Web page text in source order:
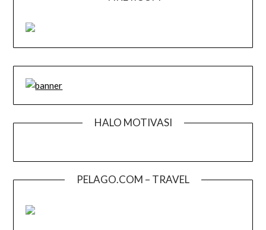
HALO MOTIVASI
PELAGO.COM – TRAVEL